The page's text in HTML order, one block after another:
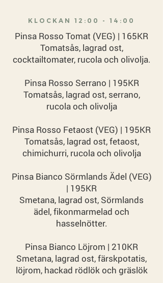
KLOCKAN 12:00 - 14:00
Pinsa Rosso Tomat (VEG) | 165KR
Tomatsås, lagrad ost,
cocktailtomater, rucola och olivolja.
Pinsa Rosso Serrano | 195KR
Tomatsås, lagrad ost, serrano,
rucola och olivolja
Pinsa Rosso Fetaost (VEG) | 195KR
Tomatsås, lagrad ost, fetaost,
chimichurri, rucola och olivolja
Pinsa Bianco Sörmlands Ädel (VEG)
| 195KR
Smetana, lagrad ost, Sörmlands
ädel, fikonmarmelad och
hasselnötter.
Pinsa Bianco Löjrom | 210KR
Smetana, lagrad ost, färskpotatis,
löjrom, hackad rödlök och gräslök